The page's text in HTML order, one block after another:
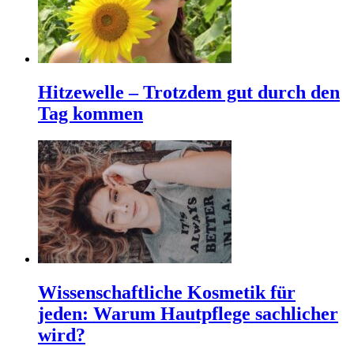
Hitzewelle – Trotzdem gut durch den
Tag kommen
Wissenschaftliche Kosmetik für
jeden: Warum Hautpflege sachlicher
wird?